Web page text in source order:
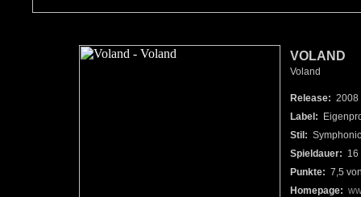
VOLAND
Voland
Release: 2008
Label:
Stil:
Spieldauer: 16
Punkte: 7,5
Homepage: